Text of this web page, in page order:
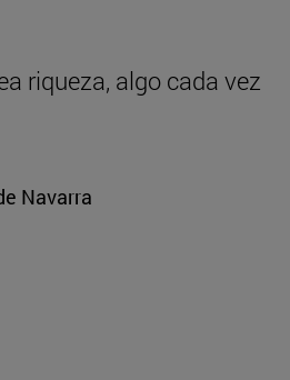
riqueza, algo cada vez
Navarra